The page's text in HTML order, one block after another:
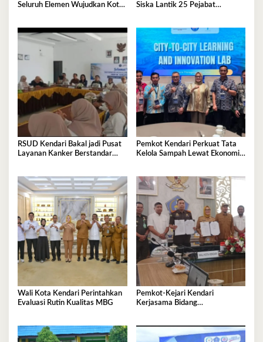
Seluruh Elemen Wujudkan Kota
Siska Lantik 25 Pejabat
RSUD Kendari Bakal jadi Pusat
Layanan Kanker Berstandar
Pemkot Kendari Perkuat Tata
Kelola Sampah Lewat Ekonomi
Wali Kota Kendari Perintahkan
Evaluasi Rutin Kualitas MBG
Pemkot-Kejari Kendari
Kerjasama Bidang